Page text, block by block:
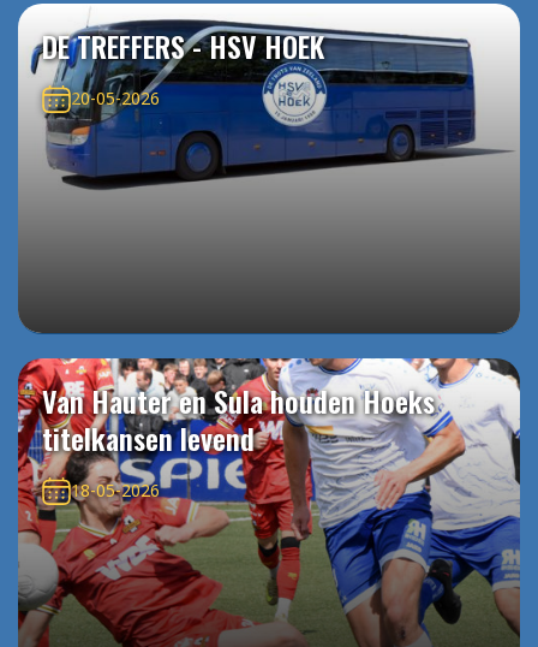
DE TREFFERS - HSV HOEK
20-05-2026
Van Hauter en Sula houden Hoeks
titelkansen levend
18-05-2026